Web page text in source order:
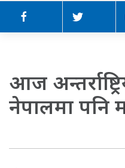
आज
नेपालमा पनि